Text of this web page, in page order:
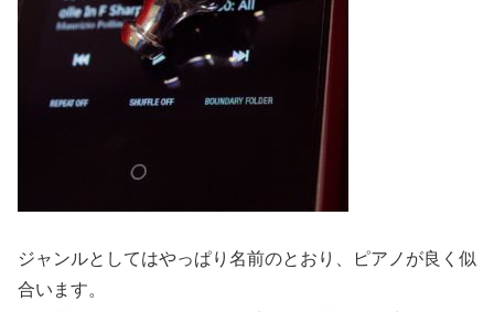
ジャンルとしてはやっぱり名前のとおり、ピアノが良く似
合います。